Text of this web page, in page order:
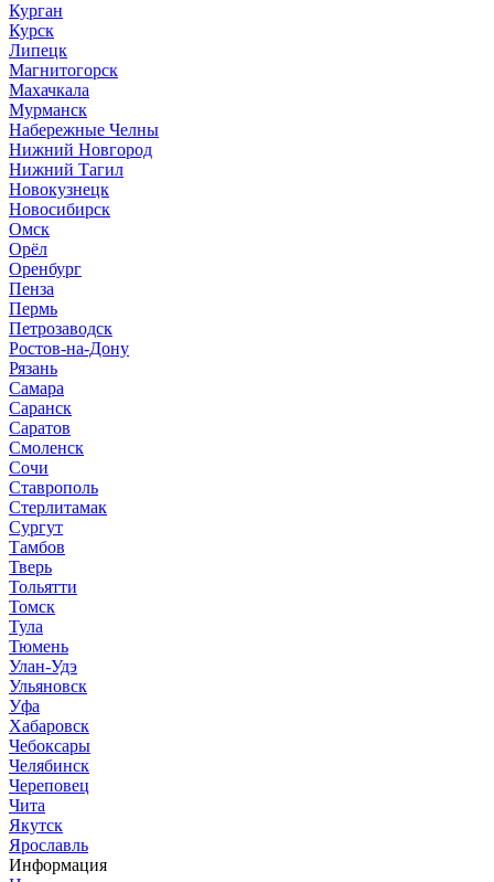
Курган
Курск
Липецк
Магнитогорск
Махачкала
Мурманск
Набережные Челны
Нижний Новгород
Нижний Тагил
Новокузнецк
Новосибирск
Омск
Орёл
Оренбург
Пенза
Пермь
Петрозаводск
Ростов-на-Дону
Рязань
Самара
Саранск
Саратов
Смоленск
Сочи
Ставрополь
Стерлитамак
Сургут
Тамбов
Тверь
Тольятти
Томск
Тула
Тюмень
Улан-Удэ
Ульяновск
Уфа
Хабаровск
Чебоксары
Челябинск
Череповец
Чита
Якутск
Ярославль
Информация